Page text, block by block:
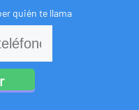
quién te llama